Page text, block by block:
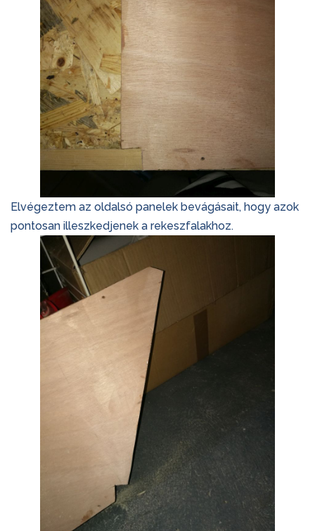
Elvégeztem az oldalsó panelek bevágásait, hogy azok
pontosan illeszkedjenek a rekeszfalakhoz.